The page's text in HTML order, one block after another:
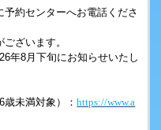
約センターへお電話くださ
ざいます。
8月下旬にお知らせいたし
歳未満対象）：https://www.a